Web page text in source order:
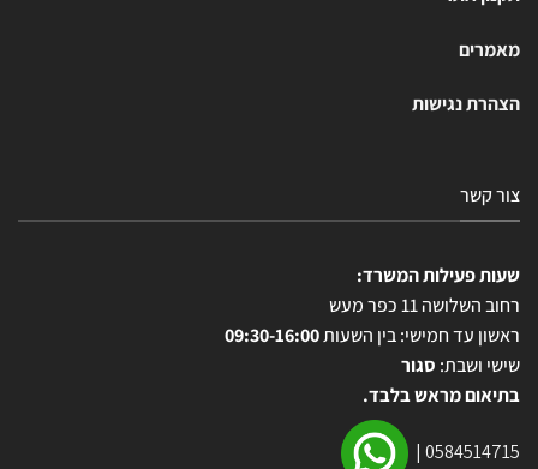
מאמרים
הצהרת נגישות
צור קשר
שעות פעילות המשרד:
רחוב השלושה 11 כפר מעש
ראשון עד חמישי: בין השעות09:30-16:00
שישי ושבת: סגור
בתיאום מראש בלבד.
0584514715
|